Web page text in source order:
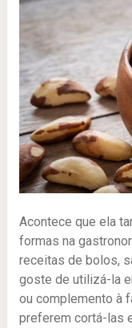
Acontece que ela
formas na
receitas de bolos,
goste de utilizá-la
ou complemento à
preferem cortá-las